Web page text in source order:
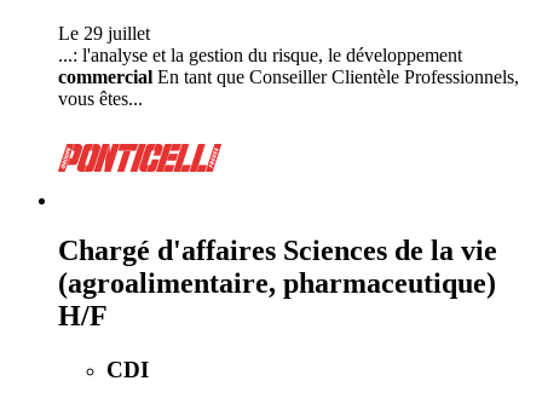
Le 29 juillet
...: l'analyse et la gestion du risque, le développement
commercial En tant que Conseiller Clientèle Professionnels,
vous êtes...
Chargé d'affaires Sciences de la vie
(agroalimentaire, pharmaceutique)
H/F
CDI